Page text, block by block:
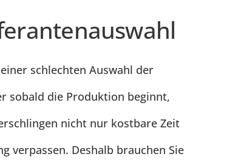
schlechten Auswahl der
sobald die Produktion beginnt,
nicht nur kostbare Zeit
verpassen. Deshalb brauchen Sie